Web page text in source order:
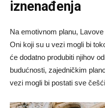
iznenađenja
Na emotivnom planu,
Oni koji su u vezi mogli bi
će dodatno produbiti njihov
budućnosti, zajedničkim
vezi mogli bi postati sve